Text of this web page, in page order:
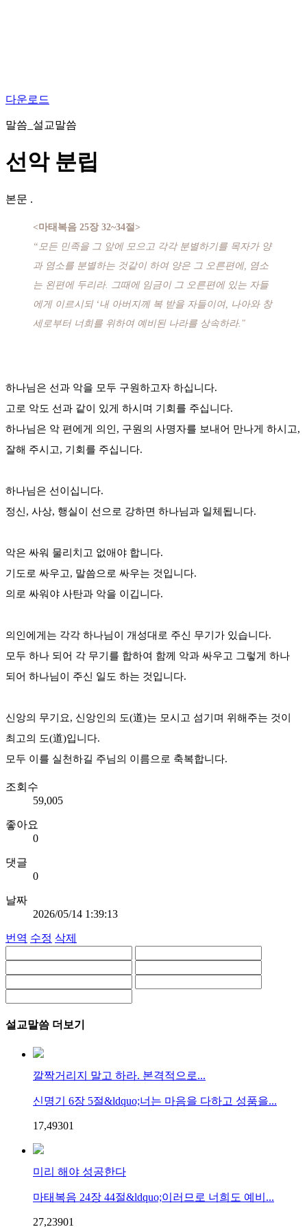
다운로드
말씀_설교말씀
선악 분립
본문 .
<마태복음 25장 32~34절>
“모든 민족을 그 앞에 모으고 각각 분별하기를 목자가 양
과 염소를 분별하는 것같이 하여 양은 그 오른편에, 염소
는 왼편에 두리라. 그때에 임금이 그 오른편에 있는 자들
에게 이르시되 ‘내 아버지께 복 받을 자들이여, 나아와 창
세로부터 너희를 위하여 예비된 나라를 상속하라."
하나님은 선과 악을 모두 구원하고자 하십니다.
고로 악도 선과 같이 있게 하시며 기회를 주십니다.
하나님은 악 편에게 의인, 구원의 사명자를 보내어 만나게 하시고,
잘해 주시고, 기회를 주십니다.
하나님은 선이십니다.
정신, 사상, 행실이 선으로 강하면 하나님과 일체됩니다.
악은 싸워 물리치고 없애야 합니다.
기도로 싸우고, 말씀으로 싸우는 것입니다.
의로 싸워야 사탄과 악을 이깁니다.
의인에게는 각각 하나님이 개성대로 주신 무기가 있습니다.
모두 하나 되어 각 무기를 합하여 함께 악과 싸우고 그렇게 하나
되어 하나님이 주신 일도 하는 것입니다.
신앙의 무기요, 신앙인의 도(道)는 모시고 섬기며 위해주는 것이
최고의 도(道)입니다.
모두 이를 실천하길 주님의 이름으로 축복합니다.
조회수
59,005
좋아요
0
댓글
0
날짜
2026/05/14 1:39:13
번역 수정 삭제
설교말씀 더보기
깔짝거리지 말고 하라. 본격적으로...
신명기 6장 5절&ldquo;너는 마음을 다하고 성품을...
17,49301
미리 해야 성공한다
마태복음 24장 44절&ldquo;이러므로 너희도 예비...
27,23901